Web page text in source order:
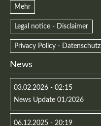
Mehr
Legal notice - Disclaimer
Privacy Policy - Datenschutz
News
03.02.2026 - 02:15
News Update 01/2026
06.12.2025 - 20:19